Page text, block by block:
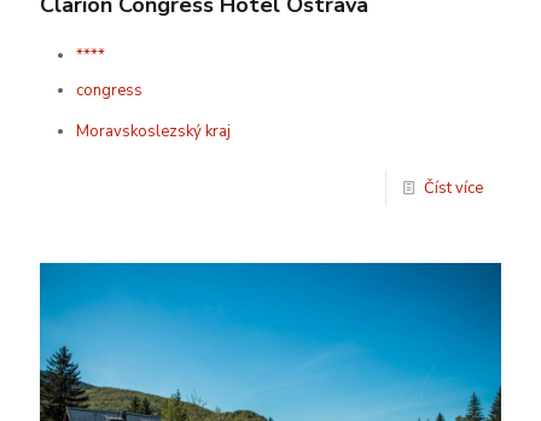
****
congress
Moravskoslezský kraj
Číst více